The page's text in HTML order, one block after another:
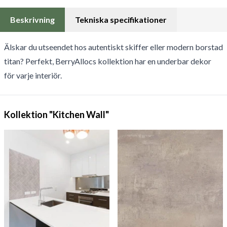
Beskrivning Tekniska specifikationer
Älskar du utseendet hos autentiskt skiffer eller modern borstad
titan? Perfekt, BerryAllocs kollektion har en underbar dekor
för varje interiör.
Kollektion "Kitchen Wall"